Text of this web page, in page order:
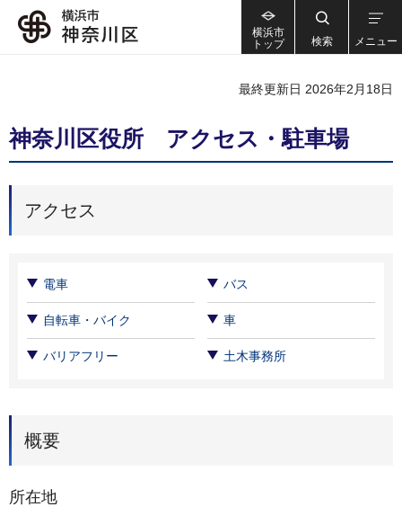
横浜市
トップ
検索 メニュー
最終更新日 2026年2月18日
神奈川区役所 アクセス・駐車場
アクセス
電車 バス
自転車・バイク 車
バリアフリー 土木事務所
概要
所在地